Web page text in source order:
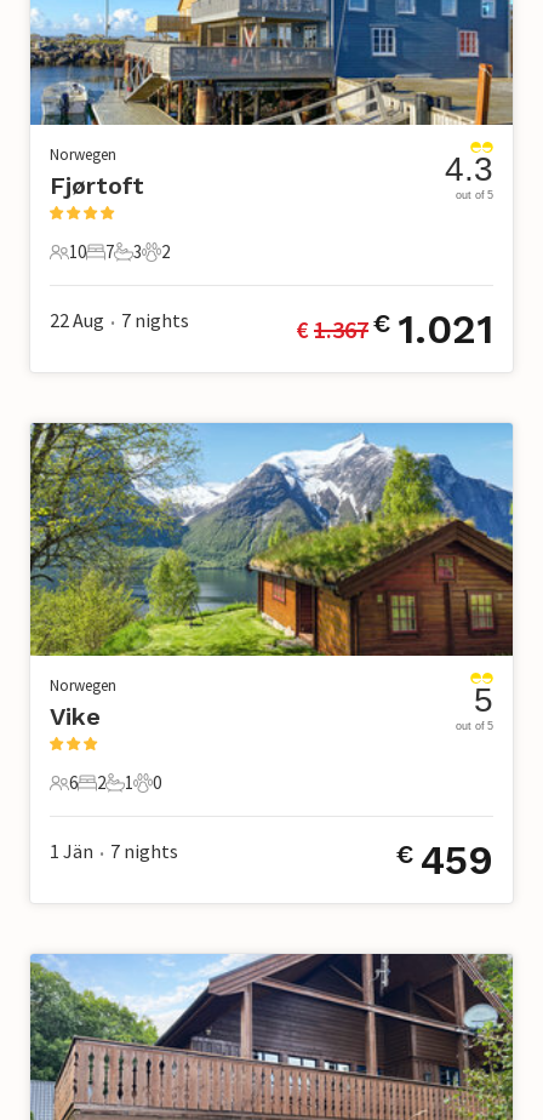
Norwegen
Fjørtoft
10 Gäste
10
7 Schlafzimmer
7
3 Badezimmer
3
2 Haustiere
2
4.3
out of 5
22 Aug • 7 nights € 1.367€ 1.021
Norwegen
Vike
6 Gäste
6
2 Schlafzimmer
2
1 Badezimmer
1
0 Haustiere
0
5
out of 5
1 Jän • 7 nights € 459